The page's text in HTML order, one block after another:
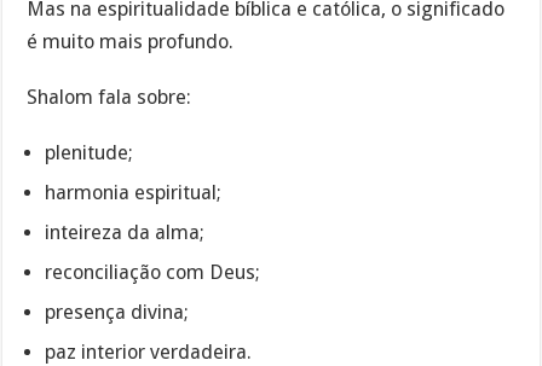
Mas na espiritualidade bíblica e católica, o significado
é muito mais profundo.
Shalom fala sobre:
plenitude;
harmonia espiritual;
inteireza da alma;
reconciliação com Deus;
presença divina;
paz interior verdadeira.